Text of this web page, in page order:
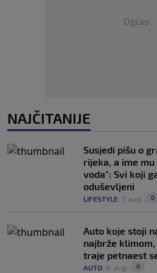
Oglas
NAJČITANIJE
Susjedi pišu o
rijeka, a ime
voda": Svi koji
oduševljeni
LIFESTYLE 7. aug. 0
Auto koje stoji
najbrže
traje petnaest
AUTO 6. aug. 0